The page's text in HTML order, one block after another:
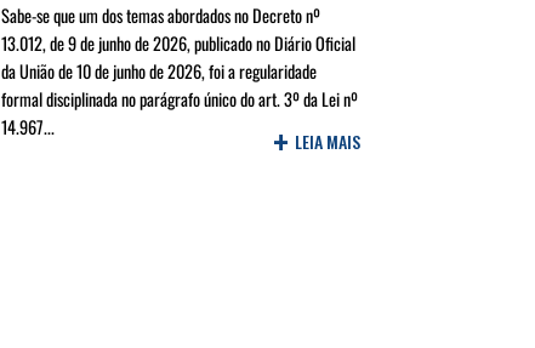
Sabe-se que um dos temas abordados no Decreto nº
13.012, de 9 de junho de 2026, publicado no Diário Oficial
da União de 10 de junho de 2026, foi a regularidade
formal disciplinada no parágrafo único do art. 3º da Lei nº
14.967...
+ LEIA MAIS